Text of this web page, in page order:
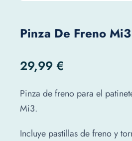
Pinza De Freno Mi3
29,99 €
Pinza de freno para el
Mi3.
Incluye pastillas de freno y